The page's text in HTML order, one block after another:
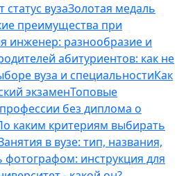
статус вузаЗолотая медаль
преимущества при
инженер: разнообразие и
абитуриентов: как не
вуза и специальностиКак
экзаменТоповые
без диплома о
каким критериям выбирать
в вузе: тип, названия,
фотографом: инструкция для